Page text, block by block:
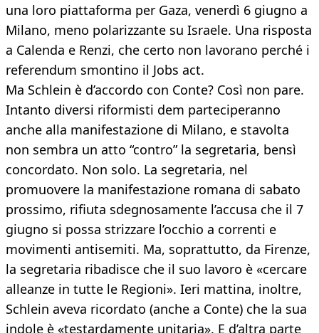
una loro piattaforma per Gaza, venerdì 6 giugno a
Milano, meno polarizzante su Israele. Una risposta
a Calenda e Renzi, che certo non lavorano perché i
referendum smontino il Jobs act.
Ma Schlein è d’accordo con Conte? Così non pare.
Intanto diversi riformisti dem parteciperanno
anche alla manifestazione di Milano, e stavolta
non sembra un atto “contro” la segretaria, bensì
concordato. Non solo. La segretaria, nel
promuovere la manifestazione romana di sabato
prossimo, rifiuta sdegnosamente l’accusa che il 7
giugno si possa strizzare l’occhio a correnti e
movimenti antisemiti. Ma, soprattutto, da Firenze,
la segretaria ribadisce che il suo lavoro è «cercare
alleanze in tutte le Regioni». Ieri mattina, inoltre,
Schlein aveva ricordato (anche a Conte) che la sua
indole è «testardamente unitaria». E d’altra parte